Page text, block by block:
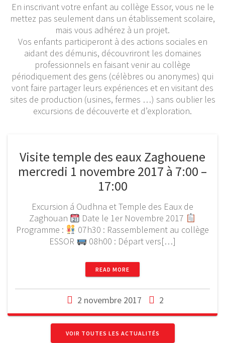
En inscrivant votre enfant au collège Essor, vous ne le
mettez pas seulement dans un établissement scolaire,
mais vous adhérez à un projet.
Vos enfants participeront à des actions sociales en
aidant des démunis, découvriront les domaines
professionnels en faisant venir au collège
périodiquement des gens (célèbres ou anonymes) qui
vont faire partager leurs expériences et en visitant des
sites de production (usines, fermes …) sans oublier les
excursions de découverte et d’exploration.
Visite temple des eaux Zaghouene
mercredi 1 novembre 2017 à 7:00 –
17:00
Excursion á Oudhna et Temple des Eaux de
Zaghouan
Date le 1er Novembre 2017
Programme :
07h30 : Rassemblement au collège
ESSOR
08h00 : Départ vers[…]
READ MORE
2 novembre 2017 2
VOIR TOUTES LES ACTUALITÉS